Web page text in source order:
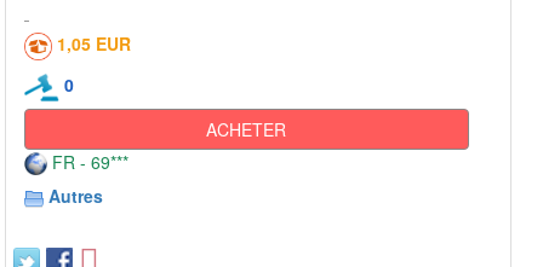
1,05 EUR
0
ACHETER
FR - 69***
Autres